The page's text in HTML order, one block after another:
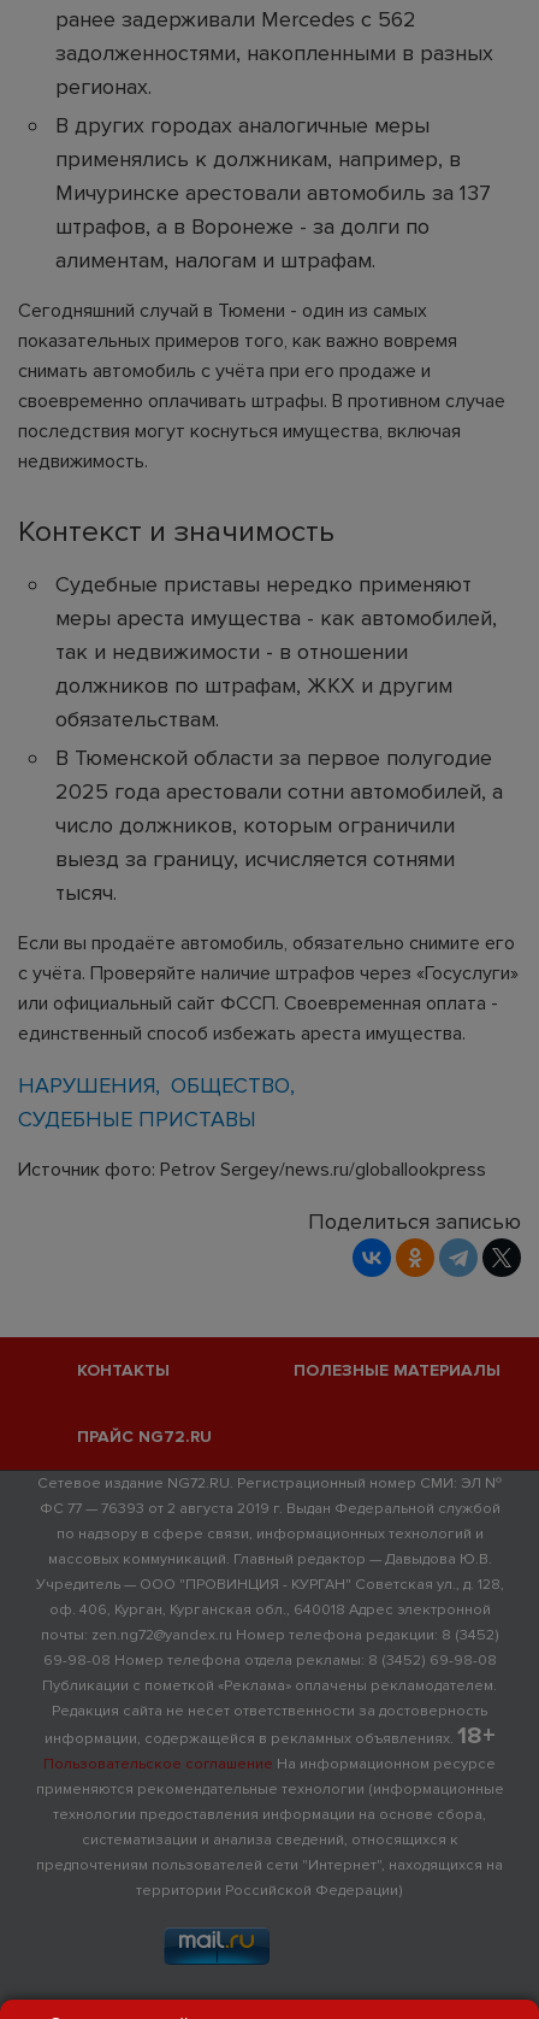
ранее задерживали Mercedes с 562
задолженностями, накопленными в разных
регионах.
В других городах аналогичные меры
применялись к должникам, например, в
Мичуринске арестовали автомобиль за 137
штрафов, а в Воронеже - за долги по
алиментам, налогам и штрафам.
Сегодняшний случай в Тюмени - один из самых
показательных примеров того, как важно вовремя
снимать автомобиль с учёта при его продаже и
своевременно оплачивать штрафы. В противном случае
последствия могут коснуться имущества, включая
недвижимость.
Контекст и значимость
Судебные приставы нередко применяют
меры ареста имущества - как автомобилей,
так и недвижимости - в отношении
должников по штрафам, ЖКХ и другим
обязательствам.
В Тюменской области за первое полугодие
2025 года арестовали сотни автомобилей, а
число должников, которым ограничили
выезд за границу, исчисляется сотнями
тысяч.
Если вы продаёте автомобиль, обязательно снимите его
с учёта. Проверяйте наличие штрафов через «Госуслуги»
или официальный сайт ФССП. Своевременная оплата -
единственный способ избежать ареста имущества.
НАРУШЕНИЯ
ОБЩЕСТВО
СУДЕБНЫЕ ПРИСТАВЫ
Источник фото: Petrov Sergey/news.ru/globallookpress
Поделиться записью
КОНТАКТЫ ПОЛЕЗНЫЕ МАТЕРИАЛЫ
ПРАЙС NG72.RU
Сетевое издание NG72.RU. Регистрационный номер СМИ: ЭЛ №
ФС 77 — 76393 от 2 августа 2019 г. Выдан Федеральной службой
по надзору в сфере связи, информационных технологий и
массовых коммуникаций. Главный редактор — Давыдова Ю.В.
Учредитель — ООО "ПРОВИНЦИЯ - КУРГАН" Советская ул., д. 128,
оф. 406, Курган, Курганская обл., 640018 Адрес электронной
почты: zen.ng72@yandex.ru Номер телефона редакции: 8 (3452)
69-98-08 Номер телефона отдела рекламы: 8 (3452) 69-98-08
Публикации с пометкой «Реклама» оплачены рекламодателем.
Редакция сайта не несет ответственности за достоверность
информации, содержащейся в рекламных объявлениях. 18+
Пользовательское соглашение На информационном ресурсе
применяются рекомендательные технологии (информационные
технологии предоставления информации на основе сбора,
систематизации и анализа сведений, относящихся к
предпочтениям пользователей сети "Интернет", находящихся на
территории Российской Федерации)